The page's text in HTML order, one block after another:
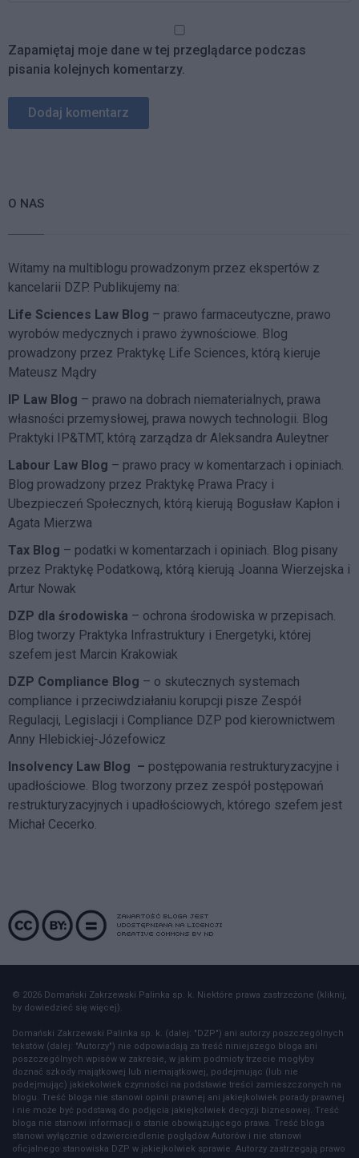
Zapamiętaj moje dane w tej przeglądarce podczas
pisania kolejnych komentarzy.
O NAS
Witamy na multiblogu prowadzonym przez ekspertów z
kancelarii DZP. Publikujemy na:
Life Sciences Law Blog – prawo farmaceutyczne, prawo
wyrobów medycznych i prawo żywnościowe. Blog
prowadzony przez Praktykę Life Sciences, którą kieruje
Mateusz Mądry
IP Law Blog – prawo na dobrach niematerialnych, prawa
własności przemysłowej, prawa nowych technologii. Blog
Praktyki IP&TMT, którą zarządza dr Aleksandra Auleytner
Labour Law Blog – prawo pracy w komentarzach i opiniach.
Blog prowadzony przez Praktykę Prawa Pracy i
Ubezpieczeń Społecznych, którą kierują Bogusław Kapłon i
Agata Mierzwa
Tax Blog – podatki w komentarzach i opiniach. Blog pisany
przez Praktykę Podatkową, którą kierują Joanna Wierzejska i
Artur Nowak
DZP dla środowiska – ochrona środowiska w przepisach.
Blog tworzy Praktyka Infrastruktury i Energetyki, której
szefem jest Marcin Krakowiak
DZP Compliance Blog – o skutecznych systemach
compliance i przeciwdziałaniu korupcji pisze Zespół
Regulacji, Legislacji i Compliance DZP pod kierownictwem
Anny Hlebickiej-Józefowicz
Insolvency Law Blog – postępowania restrukturyzacyjne i
upadłościowe. Blog tworzony przez zespół postępowań
restrukturyzacyjnych i upadłościowych, którego szefem jest
Michał Cecerko.
© 2026 Domański Zakrzewski Palinka sp. k. Niektóre prawa zastrzeżone (kliknij,
by dowiedzieć się więcej).
Domański Zakrzewski Palinka sp. k. (dalej: "DZP") ani autorzy poszczególnych
tekstów (dalej: "Autorzy") nie odpowiadają za treść niniejszego bloga ani
poszczególnych wpisów w zakresie, w jakim podmioty trzecie mogłyby
doznać szkody majątkowej lub niemajątkowej, podejmując (lub nie
podejmując) jakiekolwiek czynności na podstawie treści zamieszczonych na
blogu. Treść bloga nie stanowi opinii prawnej ani jakiejkolwiek porady prawnej
i nie może być podstawą do podjęcia jakiejkolwiek decyzji biznesowej. Treść
bloga nie stanowi informacji o stanie obowiązującego prawa. Treść bloga
stanowi wyłącznie odzwierciedlenie poglądów Autorów i nie stanowi
oficjalnego stanowiska DZP w jakiejkolwiek sprawie. Autorzy zastrzegają prawo